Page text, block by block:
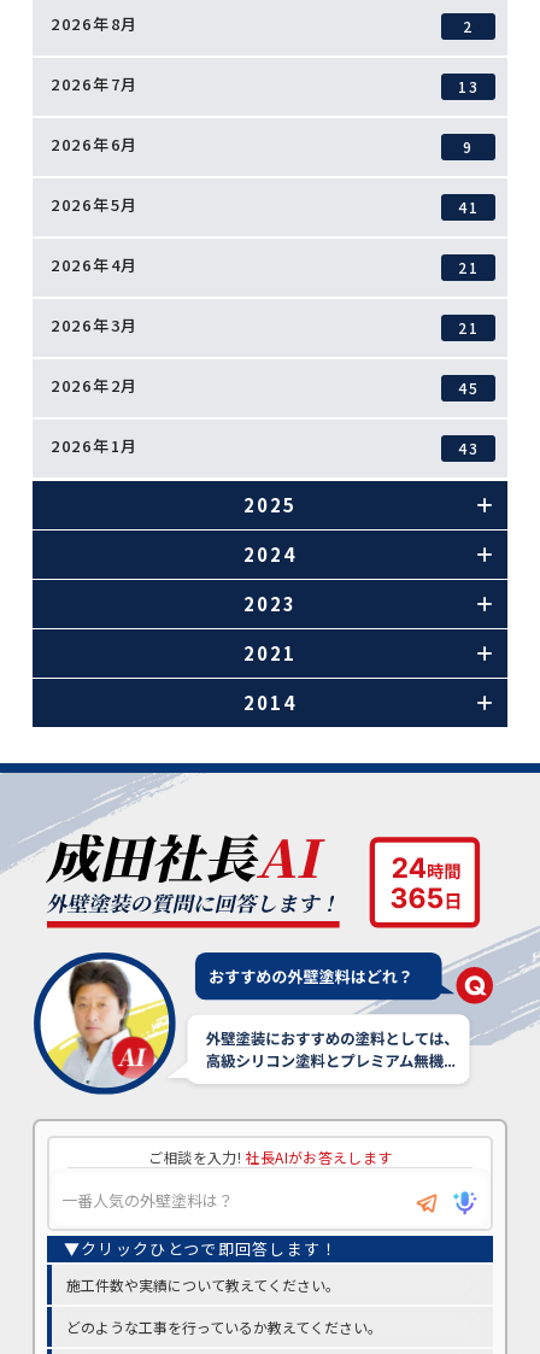
2026年8月 2
2026年7月 13
2026年6月 9
2026年5月 41
2026年4月 21
2026年3月 21
2026年2月 45
2026年1月 43
2025
2024
2023
2021
2014
ご相談を入力! 社長AIがお答えします
施工件数や実績について教えてください。
どのような工事を行っているか教えてください。